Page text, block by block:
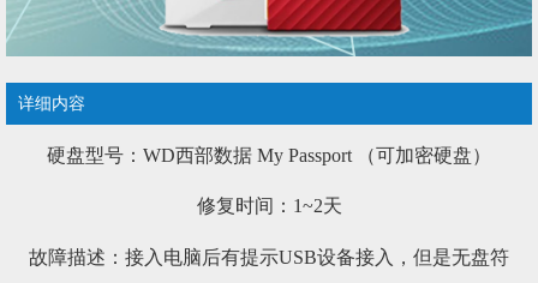
详细内容
硬盘型号：WD西部数据 My Passport （可加密硬盘）
修复时间：1~2天
故障描述：接入电脑后有提示USB设备接入，但是无盘符